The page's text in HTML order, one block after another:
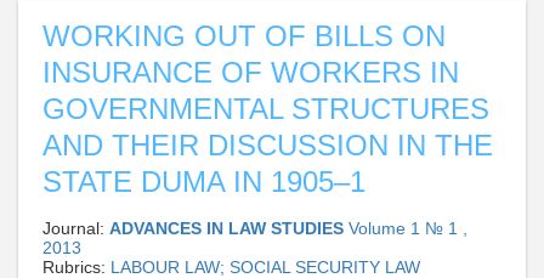
WORKING OUT OF BILLS ON
INSURANCE OF WORKERS IN
GOVERNMENTAL STRUCTURES
AND THEIR DISCUSSION IN THE
STATE DUMA IN 1905–1
Journal: ADVANCES IN LAW STUDIES Volume 1 № 1 ,
2013
Rubrics: LABOUR LAW; SOCIAL SECURITY LAW